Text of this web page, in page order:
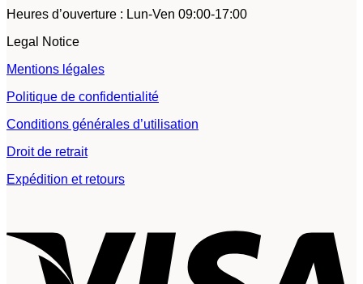
Heures d’ouverture : Lun-Ven 09:00-17:00
Legal Notice
Mentions légales
Politique de confidentialité
Conditions générales d’utilisation
Droit de retrait
Expédition et retours